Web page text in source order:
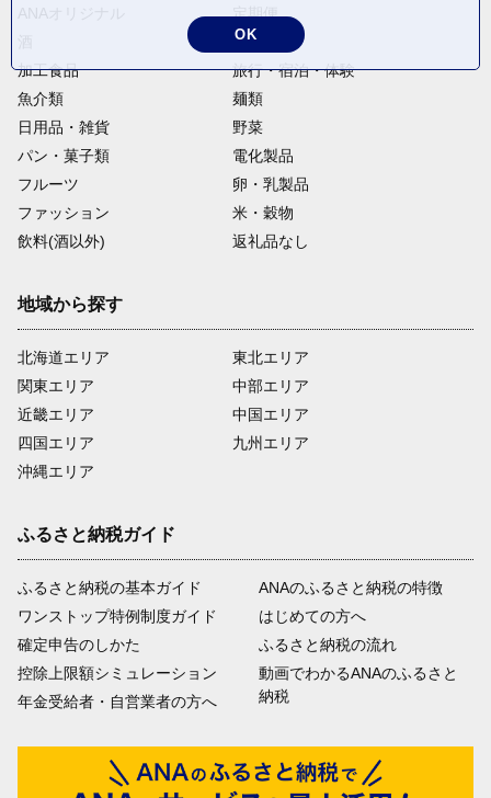
定期便
肉類
加工食品
旅行・宿泊・体験
魚介類
麺類
日用品・雑貨
野菜
パン・菓子類
電化製品
フルーツ
卵・乳製品
ファッション
米・穀物
飲料(酒以外)
返礼品なし
地域から探す
北海道エリア
関東エリア
近畿エリア
四国エリア
沖縄エリア
東北エリア
中部エリア
中国エリア
九州エリア
ふるさと納税ガイド
ふるさと納税の基本ガイド
ワンストップ特例制度ガイド
確定申告のしかた
控除上限額シミュレーション
年金受給者・自営業者の方へ
ANAのふるさと納税の特徴
はじめての方へ
ふるさと納税の流れ
動画でわかるANAのふるさと
納税
OK